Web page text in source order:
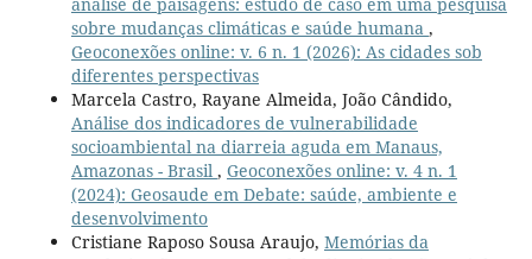
análise de paisagens: estudo de caso em uma pesquisa
sobre mudanças climáticas e saúde humana ,
Geoconexões online: v. 6 n. 1 (2026): As cidades sob
diferentes perspectivas
Marcela Castro, Rayane Almeida, João Cândido,
Análise dos indicadores de vulnerabilidade
socioambiental na diarreia aguda em Manaus,
Amazonas - Brasil , Geoconexões online: v. 4 n. 1
(2024): Geosaude em Debate: saúde, ambiente e
desenvolvimento
Cristiane Raposo Sousa Araujo, Memórias da